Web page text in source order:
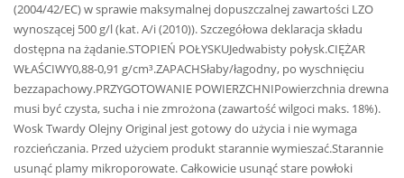
(2004/42/EC) w sprawie maksymalnej dopuszczalnej zawartości LZO
wynoszącej 500 g/l (kat. A/i (2010)). Szczegółowa deklaracja składu
dostępna na żądanie.STOPIEŃ POŁYSKUJedwabisty połysk.CIĘŻAR
WŁAŚCIWY0,88-0,91 g/cm³.ZAPACHSłaby/łagodny, po wyschnięciu
bezzapachowy.PRZYGOTOWANIE POWIERZCHNIPowierzchnia drewna
musi być czysta, sucha i nie zmrożona (zawartość wilgoci maks. 18%).
Wosk Twardy Olejny Original jest gotowy do użycia i nie wymaga
rozcieńczania. Przed użyciem produkt starannie wymieszać.Starannie
usunąć plamy mikroporowate. Całkowicie usunąć stare powłoki